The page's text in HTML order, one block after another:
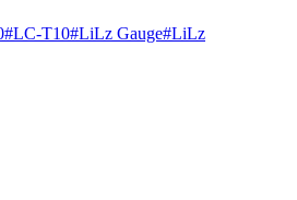
#LC-T10#LiLz Gauge#LiLz